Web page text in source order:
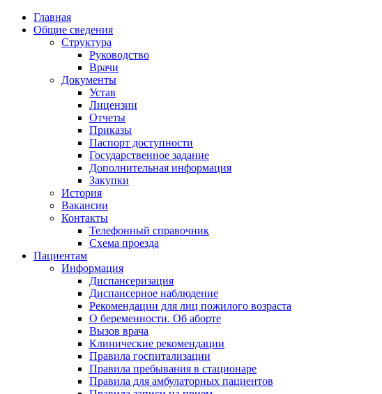
Главная
Общие сведения
Структура
Руководство
Врачи
Документы
Устав
Лицензии
Отчеты
Приказы
Паспорт доступности
Государственное задание
Дополнительная информация
Закупки
История
Вакансии
Контакты
Телефонный справочник
Схема проезда
Пациентам
Информация
Диспансеризация
Диспансерное наблюдение
Рекомендации для лиц пожилого возраста
О беременности. Об аборте
Вызов врача
Клинические рекомендации
Правила госпитализации
Правила пребывания в стационаре
Правила для амбулаторных пациентов